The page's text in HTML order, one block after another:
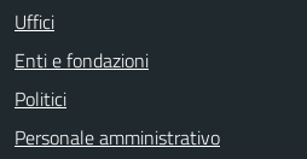
Uffici
Enti e fondazioni
Politici
Personale amministrativo